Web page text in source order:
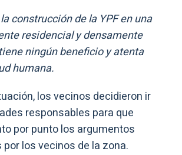
la construcción de la YPF en una
residencial y densamente
ningún beneficio y atenta
humana.
los vecinos decidieron ir
responsables para que
por punto los argumentos
los vecinos de la zona.